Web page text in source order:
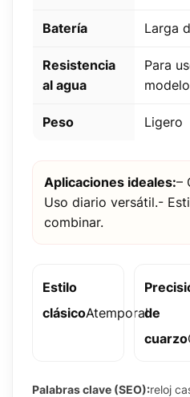
Batería Larga
Resistencia
al agua
Para
modelo
Peso Ligero
Aplicaciones ideales:–
Uso diario versátil.-
combinar.
Estilo
clásicoAtemporalde
cuarzo
Palabras clave (SEO):reloj